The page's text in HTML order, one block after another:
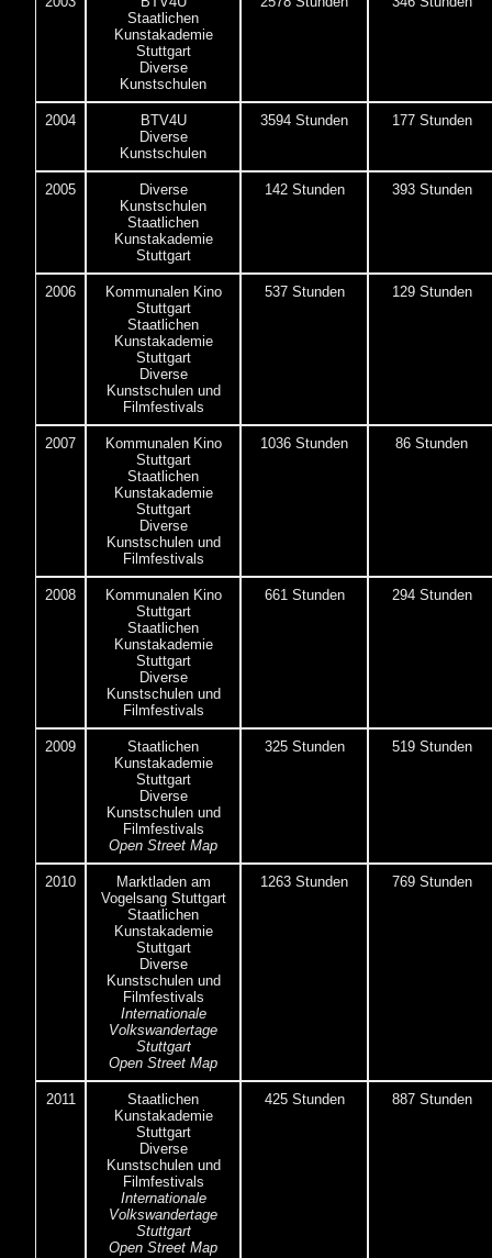
Staatlichen
Kunstakademie
Stuttgart
Diverse
Kunstschulen
2004
BTV4U
Diverse
Kunstschulen
3594 Stunden 177 Stunden
2005
Diverse
Kunstschulen
Staatlichen
Kunstakademie
Stuttgart
142 Stunden 393 Stunden
2006
Kommunalen Kino
Stuttgart
Staatlichen
Kunstakademie
Stuttgart
Diverse
Kunstschulen und
Filmfestivals
537 Stunden 129 Stunden
2007
Kommunalen Kino
Stuttgart
Staatlichen
Kunstakademie
Stuttgart
Diverse
Kunstschulen und
Filmfestivals
1036 Stunden 86 Stunden
2008
Kommunalen Kino
Stuttgart
Staatlichen
Kunstakademie
Stuttgart
Diverse
Kunstschulen und
Filmfestivals
661 Stunden 294 Stunden
2009
Staatlichen
Kunstakademie
Stuttgart
Diverse
Kunstschulen und
Filmfestivals
Open Street Map
325 Stunden 519 Stunden
2010
Marktladen am
Vogelsang Stuttgart
Staatlichen
Kunstakademie
Stuttgart
Diverse
Kunstschulen und
Filmfestivals
Internationale
Volkswandertage
Stuttgart
Open Street Map
1263 Stunden 769 Stunden
2011
Staatlichen
Kunstakademie
Stuttgart
Diverse
Kunstschulen und
Filmfestivals
Internationale
Volkswandertage
Stuttgart
Open Street Map
425 Stunden 887 Stunden